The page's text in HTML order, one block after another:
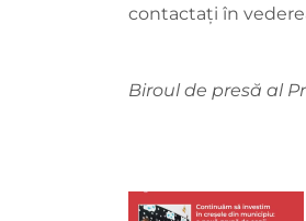
contactaţi în
Biroul de presă al